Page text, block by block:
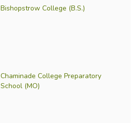
Bishopstrow College (B.S.)
Chaminade College Preparatory
School (MO)